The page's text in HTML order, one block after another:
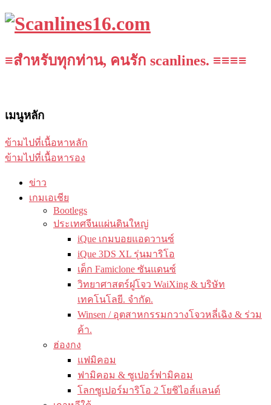
≡สำหรับทุกท่าน, คนรัก scanlines. ≡≡≡≡
เมนูหลัก
ข้ามไปที่เนื้อหาหลัก
ข้ามไปที่เนื้อหารอง
ข่าว
เกมเอเชีย
Bootlegs
ประเทศจีนแผ่นดินใหญ่
iQue เกมบอยแอดวานซ์
iQue 3DS XL รุ่นมาริโอ
เด็ก Famiclone ซันแดนซ์
วิทยาศาสตร์ฝูโจว WaiXing & บริษัท
เทคโนโลยี. จำกัด.
Winsen / อุตสาหกรรมกวางโจวหลี่เฉิง & ร่วม
ค้า.
ฮ่องกง
แฟมิคอม
ฟามิคอม & ซูเปอร์ฟามิคอม
โลกซูเปอร์มาริโอ 2 โยชิไอส์แลนด์